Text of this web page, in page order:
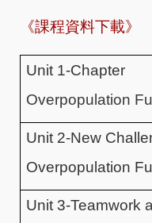
《課程資料下載》
Unit 1-Chapter
Overpopulation
Unit 2-New
Overpopulation
Unit 3-Teamwork